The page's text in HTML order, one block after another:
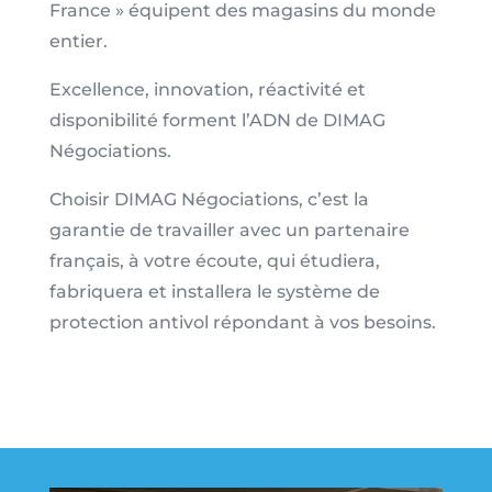
France » équipent des magasins du monde
entier.
Excellence, innovation, réactivité et
disponibilité forment l’ADN de DIMAG
Négociations.
Choisir DIMAG Négociations, c’est la
garantie de travailler avec un partenaire
français, à votre écoute, qui étudiera,
fabriquera et installera le système de
protection antivol répondant à vos besoins.